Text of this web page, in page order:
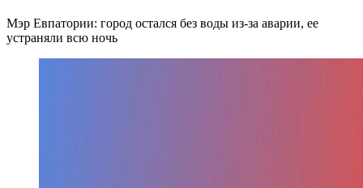
Мэр Евпатории: город остался без воды из-за аварии, ее
устраняли всю ночь